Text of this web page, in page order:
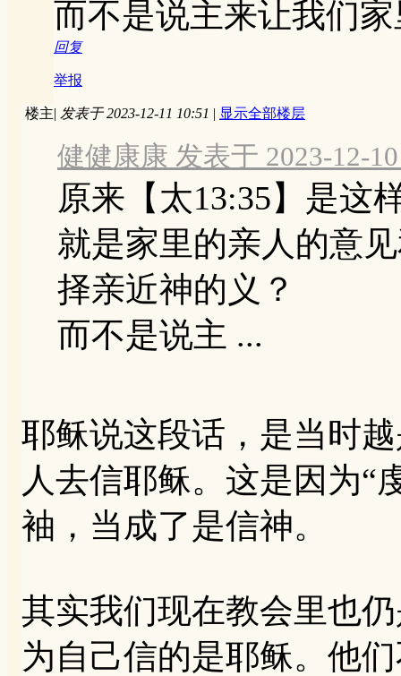
而不是说主来让我们
回复
举报
楼主| 发表于 2023-12-11 10:51 | 显示全部楼层
健健康康 发表于 2023-12-
原来【太13:35】是这
就是家里的亲人的意
择亲近神的义？
而不是说主 ...
耶稣说这段话，是当时
人去信耶稣。这是因为“
袖，当成了是信神。
其实我们现在教会里也
为自己信的是耶稣。他